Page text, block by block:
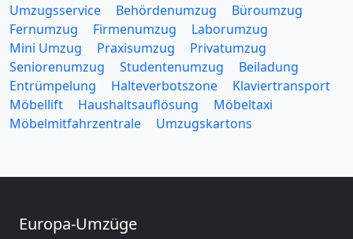
Umzugsservice Behördenumzug
Büroumzug
Fernumzug
Firmenumzug
Laborumzug
Mini Umzug
Praxisumzug
Privatumzug
Seniorenumzug
Studentenumzug
Beiladung
Entrümpelung
Halteverbotszone
Klaviertransport
Möbellift
Haushaltsauflösung
Möbeltaxi
Möbelmitfahrzentrale
Umzugskartons
Europa-Umzüge